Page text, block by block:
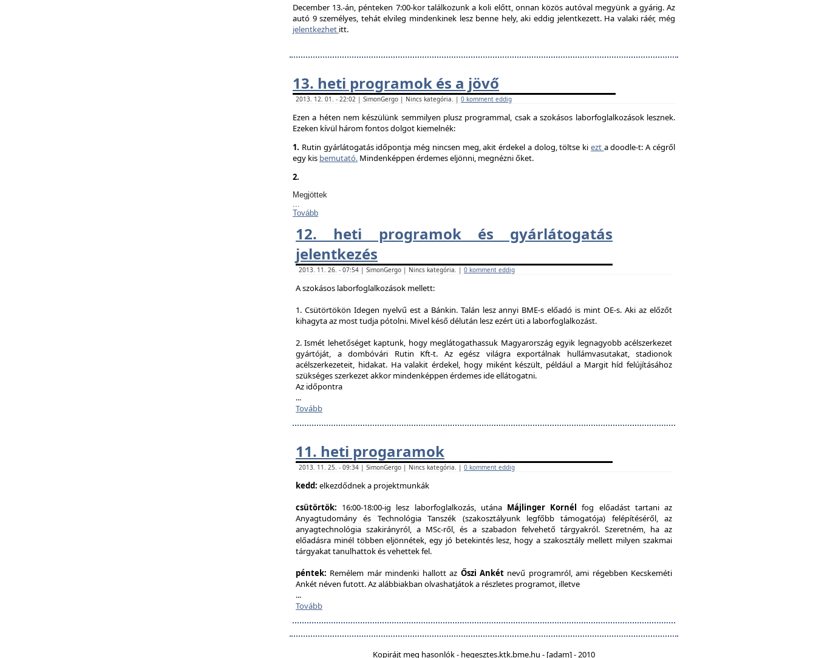
December 13.-án, pénteken 7:00-kor találkozunk a koli előtt, onnan közös autóval megyünk a gyárig. Az
autó 9 személyes, tehát elvileg mindenkinek lesz benne hely, aki eddig jelentkezett. Ha valaki ráér, még
jelentkezhet itt.
13. heti programok és a jövő
2013. 12. 01. - 22:02 | SimonGergo | Nincs kategória. | 0 komment eddig
Ezen a héten nem készülünk semmilyen plusz programmal, csak a szokásos laborfoglalkozások lesznek.
Ezeken kívül három fontos dolgot kiemelnék:
1. Rutin gyárlátogatás időpontja még nincsen meg, akit érdekel a dolog, töltse ki ezt a doodle-t: A cégről
egy kis bemutató. Mindenképpen érdemes eljönni, megnézni őket.
2.
Megjöttek
...
Tovább
12. heti programok és gyárlátogatás
jelentkezés
2013. 11. 26. - 07:54 | SimonGergo | Nincs kategória. | 0 komment eddig
A szokásos laborfoglalkozások mellett:
1. Csütörtökön Idegen nyelvű est a Bánkin. Talán lesz annyi BME-s előadó is mint OE-s. Aki az előzőt
kihagyta az most tudja pótolni. Mivel késő délután lesz ezért üti a laborfoglalkozást.
2. Ismét lehetőséget kaptunk, hogy meglátogathassuk Magyarország egyik legnagyobb acélszerkezet
gyártóját, a dombóvári Rutin Kft-t. Az egész világra exportálnak hullámvasutakat, stadionok
acélszerkezeteit, hidakat. Ha valakit érdekel, hogy miként készült, például a Margit híd felújításához
szükséges szerkezet akkor mindenképpen érdemes ide ellátogatni.
Az időpontra
...
Tovább
11. heti progaramok
2013. 11. 25. - 09:34 | SimonGergo | Nincs kategória. | 0 komment eddig
kedd: elkezdődnek a projektmunkák
csütörtök: 16:00-18:00-ig lesz laborfoglalkozás, utána Májlinger Kornél fog előadást tartani az
Anyagtudomány és Technológia Tanszék (szakosztályunk legfőbb támogatója) felépítéséről, az
anyagtechnológia szakirányról, a MSc-ről, és a szabadon felvehető tárgyakról. Szeretném, ha az
előadásra minél többen eljönnétek, egy jó betekintés lesz, hogy a szakosztály mellett milyen szakmai
tárgyakat tanulhattok és vehettek fel.
péntek: Remélem már mindenki hallott az Őszi Ankétnevű programról, ami régebben Kecskeméti
Ankét néven futott. Az alábbiakban olvashatjátok a részletes programot, illetve
...
Tovább
Kopirájt meg hasonlók - hegesztes.ktk.bme.hu - [adam] - 2010